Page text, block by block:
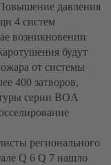
давления
4 систем
возникновении
будут
от системы
400 затворов,
серии BOA
регионального
Q 6 Q 7 нашло